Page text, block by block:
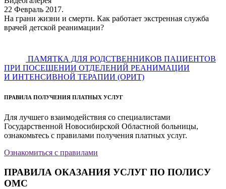
22 Февраль 2017.
На грани жизни и смерти. Как работает экстренная служба
врачей детской реанимации?
ПАМЯТКА ДЛЯ РОДСТВЕННИКОВ ПАЦИЕНТОВ
ПРИ ПОСЕЩЕНИИ ОТДЕЛЕНИЙ РЕАНИМАЦИИ
И ИНТЕНСИВНОЙ ТЕРАПИИ (ОРИТ)
ПРАВИЛА ПОЛУЧЕНИЯ ПЛАТНЫХ УСЛУГ
Для лучшего взаимодействия со специалистами
Государственной Новосибирской Областной больницы,
ознакомьтесь с правилами получения платных услуг.
Ознакомиться с правилами
ПРАВИЛА ОКАЗАНИЯ УСЛУГ ПО ПОЛИСУ
ОМС